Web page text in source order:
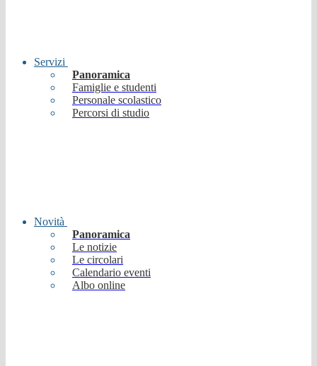
Servizi
Panoramica
Famiglie e studenti
Personale scolastico
Percorsi di studio
Novità
Panoramica
Le notizie
Le circolari
Calendario eventi
Albo online